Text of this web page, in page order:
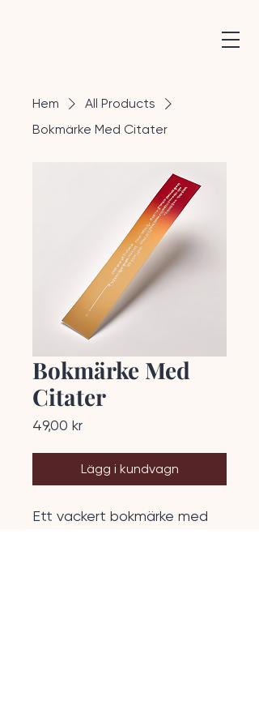
Hem
All Products
Bokmärke Med Citater
Bokmärke Med
Citater
49,00 krPris
Lägg i kundvagn
Ett vackert bokmärke med